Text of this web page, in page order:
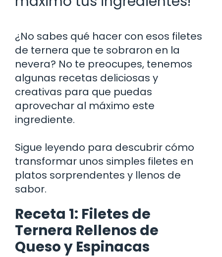
¿No sabes qué hacer con esos filetes
de ternera que te sobraron en la
nevera? No te preocupes, tenemos
algunas recetas deliciosas y
creativas para que puedas
aprovechar al máximo este
ingrediente.
Sigue leyendo para descubrir cómo
transformar unos simples filetes en
platos sorprendentes y llenos de
sabor.
Receta 1: Filetes de
Ternera Rellenos de
Queso y Espinacas